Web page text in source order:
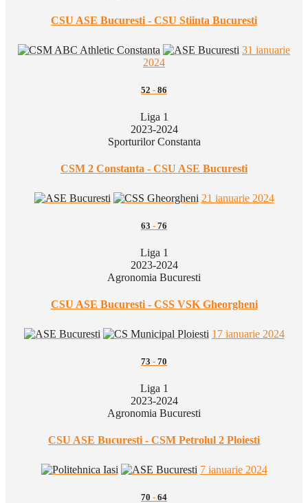
CSU ASE Bucuresti - CSU Stiinta Bucuresti
31 ianuarie
2024
52 - 86
Liga 1
2023-2024
Sporturilor Constanta
CSM 2 Constanta - CSU ASE Bucuresti
21 ianuarie 2024
63 - 76
Liga 1
2023-2024
Agronomia Bucuresti
CSU ASE Bucuresti - CSS VSK Gheorgheni
17 ianuarie 2024
73 - 70
Liga 1
2023-2024
Agronomia Bucuresti
CSU ASE Bucuresti - CSM Petrolul 2 Ploiesti
7 ianuarie 2024
70 - 64